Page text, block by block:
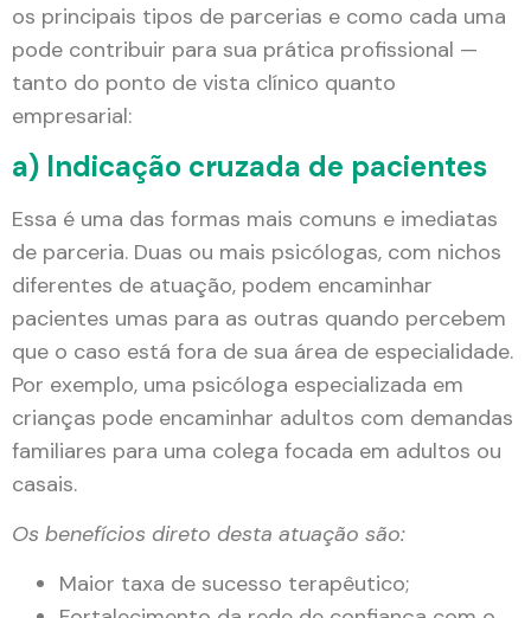
os principais tipos de parcerias e como cada uma
pode contribuir para sua prática profissional —
tanto do ponto de vista clínico quanto
empresarial:
a) Indicação cruzada de pacientes
Essa é uma das formas mais comuns e imediatas
de parceria. Duas ou mais psicólogas, com nichos
diferentes de atuação, podem encaminhar
pacientes umas para as outras quando percebem
que o caso está fora de sua área de especialidade.
Por exemplo, uma psicóloga especializada em
crianças pode encaminhar adultos com demandas
familiares para uma colega focada em adultos ou
casais.
Os benefícios direto desta atuação são:
Maior taxa de sucesso terapêutico;